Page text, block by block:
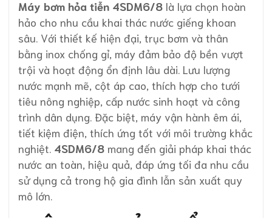
Máy bơm hỏa tiễn 4SDM6/8 là lựa chọn hoàn
hảo cho nhu cầu khai thác nước giếng khoan
sâu. Với thiết kế hiện đại, trục bơm và thân
bằng inox chống gỉ, máy đảm bảo độ bền vượt
trội và hoạt động ổn định lâu dài. Lưu lượng
nước mạnh mẽ, cột áp cao, thích hợp cho tưới
tiêu nông nghiệp, cấp nước sinh hoạt và công
trình dân dụng. Đặc biệt, máy vận hành êm ái,
tiết kiệm điện, thích ứng tốt với môi trường khắc
nghiệt. 4SDM6/8 mang đến giải pháp khai thác
nước an toàn, hiệu quả, đáp ứng tối đa nhu cầu
sử dụng cả trong hộ gia đình lẫn sản xuất quy
mô lớn.